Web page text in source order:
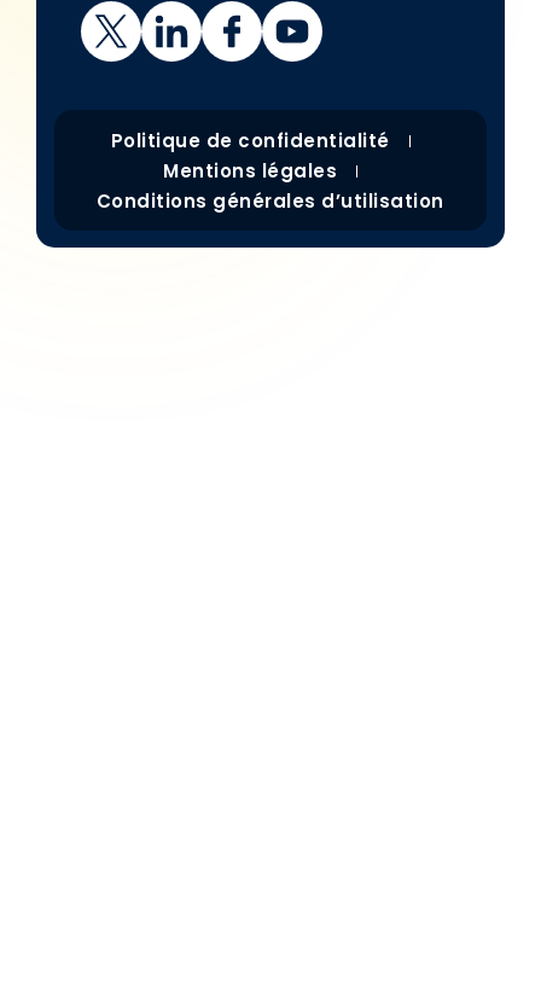
Politique de confidentialité
Mentions légales
Conditions générales d’utilisation